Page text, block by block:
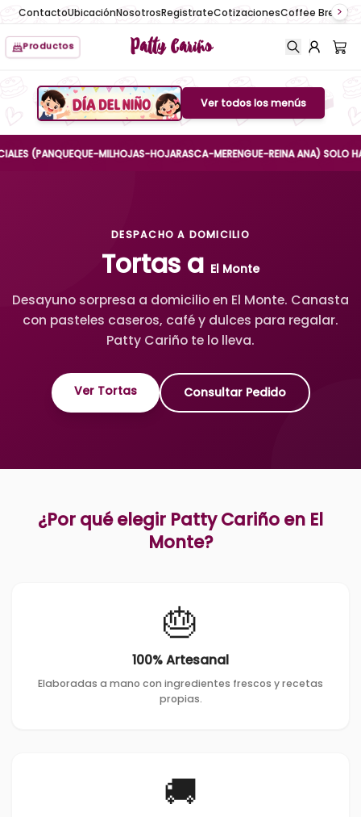
ContactoUbicaciónNosotrosRegistrateCotizacionesCoffee Break
Productos Patty Cariño
Boton de menu
Ver todos los menús
(PANQUEQUE-MILHOJAS-HOJARASCA-MERENGUE-REINA ANA) SOLO
DESPACHO A DOMICILIO
Tortas a El Monte
Desayuno sorpresa a domicilio en El Monte. Canasta
con pasteles caseros, café y dulces para regalar.
Patty Cariño te lo lleva.
Ver Tortas Consultar Pedido
¿Por qué elegir Patty Cariño en El
Monte?
🎂
100% Artesanal
Elaboradas a mano con ingredientes frescos y recetas
propias.
🚚